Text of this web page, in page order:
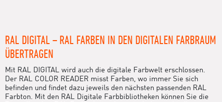
RAL DIGITAL – RAL FARBEN IN DEN DIGITALEN FARBRAUM
ÜBERTRAGEN
Mit RAL DIGITAL wird auch die digitale Farbwelt erschlossen.
Der RAL COLOR READER misst Farben, wo immer Sie sich
befinden und findet dazu jeweils den nächsten passenden RAL
Farbton. Mit den RAL Digitale Farbbibliotheken können Sie die